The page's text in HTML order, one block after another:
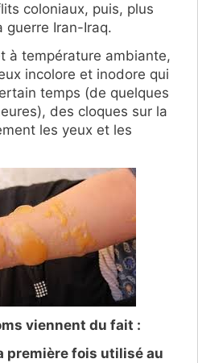
coloniaux, puis, plus
guerre Iran-Iraq.
à température ambiante,
incolore et inodore qui
temps (de quelques
des cloques sur la
les yeux et les
viennent du fait :
première fois utilisé au